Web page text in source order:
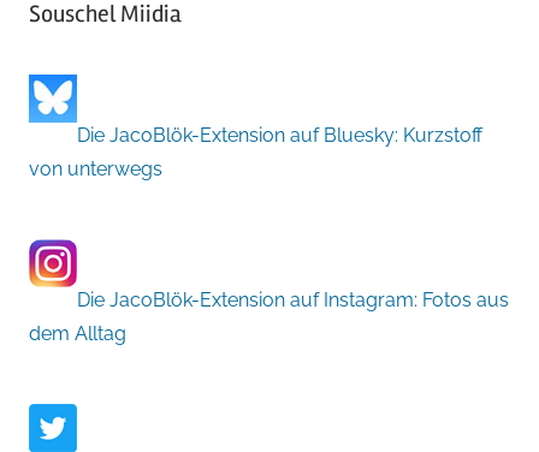
Souschel Miidia
Die JacoBlök-Extension auf Bluesky: Kurzstoff
von unterwegs
Die JacoBlök-Extension auf Instagram: Fotos aus
dem Alltag